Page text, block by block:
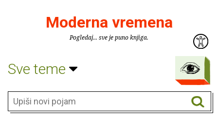
Moderna vremena
Pogledaj... sve je puno knjiga.
Sve teme